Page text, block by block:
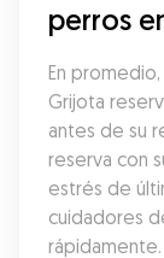
perros
En
Grijota
antes de su
reserva con
estrés de
cuidadores
rápidamente.